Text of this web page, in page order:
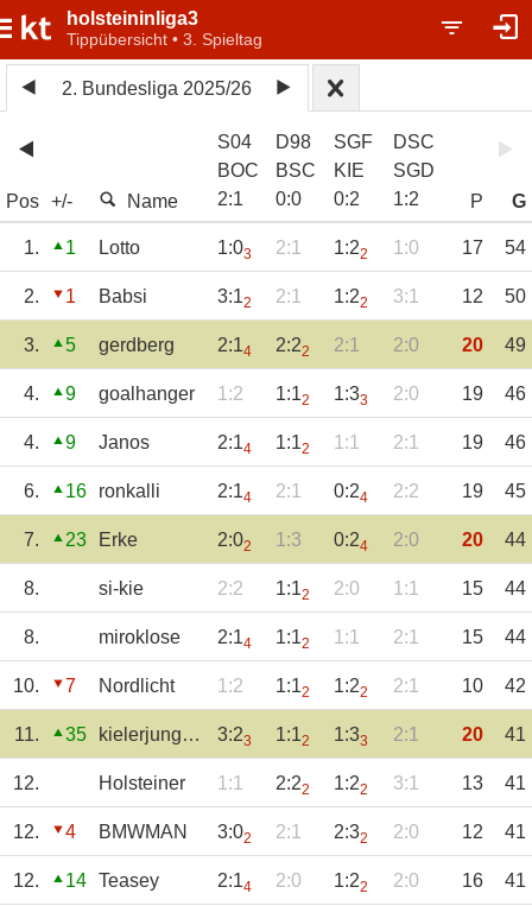
holsteininliga3
Tippübersicht • 3. Spieltag
2. Bundesliga 2025/26
Pos +/- Name
S04
BOC
2:1
D98
BSC
0:0
SGF
KIE
0:2
DSC
SGD
1:2 P G
1. 1 Lotto 1:03 2:1 1:22 1:0 17 54
2. 1 Babsi 3:12 2:1 1:22 3:1 12 50
3. 5 gerdberg 2:14 2:22 2:1 2:0 20 49
4. 9 goalhanger 1:2 1:12 1:33 2:0 19 46
4. 9 Janos 2:14 1:12 1:1 2:1 19 46
6. 16 ronkalli 2:14 2:1 0:24 2:2 19 45
7. 23 Erke 2:02 1:3 0:24 2:0 20 44
8. si-kie 2:2 1:12 2:0 1:1 15 44
8. miroklose 2:14 1:12 1:1 2:1 15 44
10. 7 Nordlicht 1:2 1:12 1:22 2:1 10 42
11. 35 kielerjung1986 3:23 1:12 1:33 2:1 20 41
12. Holsteiner 1:1 2:22 1:22 3:1 13 41
12. 4 BMWMAN 3:02 2:1 2:32 2:0 12 41
12. 14 Teasey 2:14 2:0 1:22 2:0 16 41